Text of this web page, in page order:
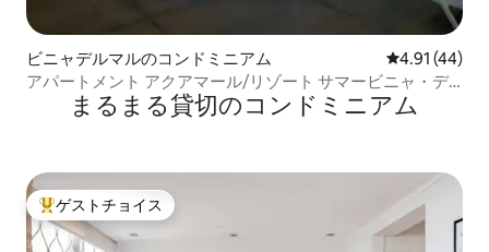
ビニャデルマルのコンドミニアム レビュー44
4.91 (44)
アパートメント アクアマール/リゾート サマービニャ・デ
ル・マルまるまる貸切のコンドミニアム
大好評のゲストチョイスです。
ゲストチョイス